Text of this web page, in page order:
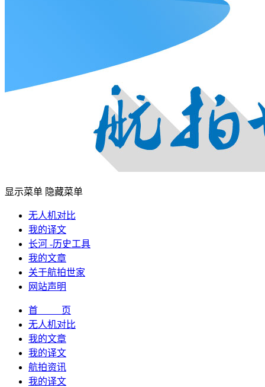
显示菜单 隐藏菜单
无人机对比
我的译文
长河 -历史工具
我的文章
关于航拍世家
网站声明
首 页
无人机对比
我的文章
我的译文
航拍资讯
我的译文